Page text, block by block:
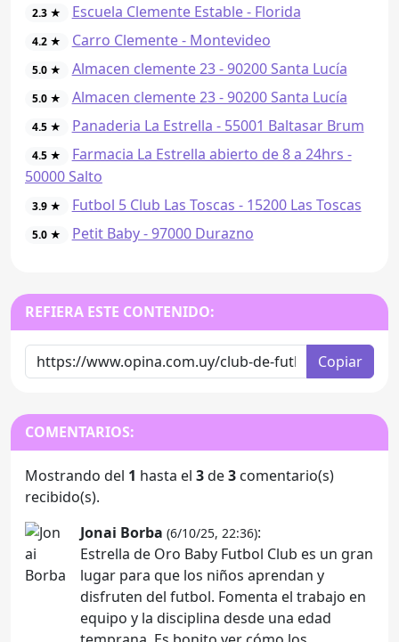
2.3 ★ Escuela Clemente Estable - Florida
4.2 ★ Carro Clemente - Montevideo
5.0 ★ Almacen clemente 23 - 90200 Santa Lucía
5.0 ★ Almacen clemente 23 - 90200 Santa Lucía
4.5 ★ Panaderia La Estrella - 55001 Baltasar Brum
4.5 ★
Farmacia La Estrella abierto de 8 a 24hrs -
50000 Salto
3.9 ★ Futbol 5 Club Las Toscas - 15200 Las Toscas
5.0 ★ Petit Baby - 97000 Durazno
REFIERA ESTE CONTENIDO:
Copiar
COMENTARIOS:
Mostrando del 1 hasta el 3de3 comentario(s)
recibido(s).
Jonai Borba (6/10/25, 22:36):
Estrella de Oro Baby Futbol Club es un gran
lugar para que los niños aprendan y
disfruten del futbol. Fomenta el trabajo en
equipo y la disciplina desde una edad